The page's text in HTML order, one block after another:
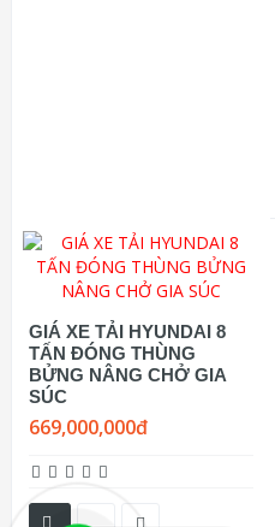
GIÁ XE TẢI HYUNDAI 8
TẤN ĐÓNG THÙNG
BỬNG NÂNG CHỞ GIA
SÚC
669,000,000đ